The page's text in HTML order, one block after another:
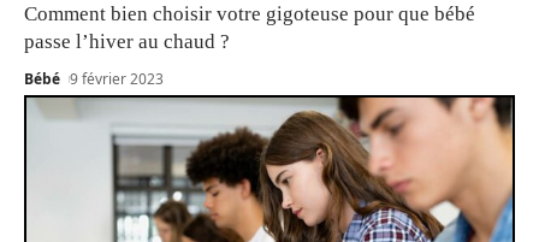
Comment bien choisir votre gigoteuse pour que bébé
passe l’hiver au chaud ?
Bébé 9 février 2023